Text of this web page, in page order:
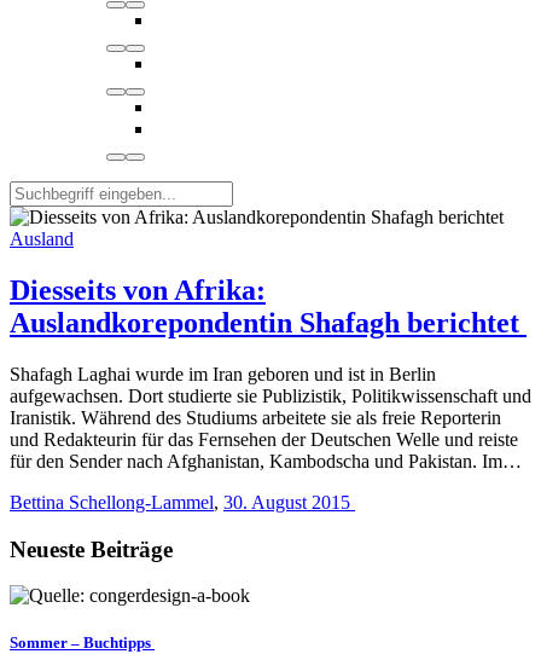
Ausland
Diesseits von Afrika:
Auslandkorepondentin Shafagh berichtet
Shafagh Laghai wurde im Iran geboren und ist in Berlin
aufgewachsen. Dort studierte sie Publizistik, Politikwissenschaft und
Iranistik. Während des Studiums arbeitete sie als freie Reporterin
und Redakteurin für das Fernsehen der Deutschen Welle und reiste
für den Sender nach Afghanistan, Kambodscha und Pakistan. Im…
Bettina Schellong-Lammel, 30. August 2015
Neueste Beiträge
Sommer – Buchtipps